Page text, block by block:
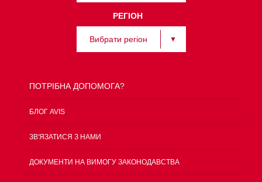
РЕГІОН
Вибрати регіон
ПОТРІБНА ДОПОМОГА?
БЛОГ AVIS
ЗВ'ЯЗАТИСЯ З НАМИ
ДОКУМЕНТИ НА ВИМОГУ ЗАКОНОДАВСТВА